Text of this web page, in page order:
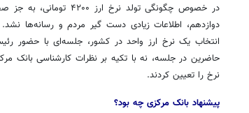
در خصوص چگونگی تولد
دوازدهم، اطلاعات زیادی دست گیر مردم و رسانه‌ها
انتخاب یک نرخ ارز واحد در کشور، جلسه‌ای با حضور
حاضرین در جلسه، نه با تکیه بر نظرات کارشناسی بانک
نرخ را تعیین کردند.
پیشنهاد بانک مرکزی چه بود؟